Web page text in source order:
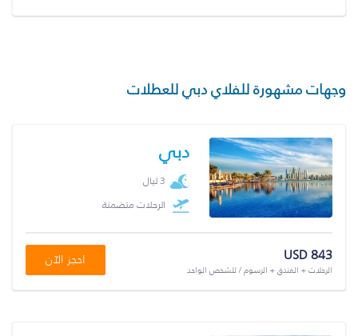
وجهات مشهورة للفلاي دبي للعطلات
دبي
3 ليال
الرحلات متضمنة
USD 843
الرحلات + الفندق + الرسوم / للشخص الواحد
احجز الآن